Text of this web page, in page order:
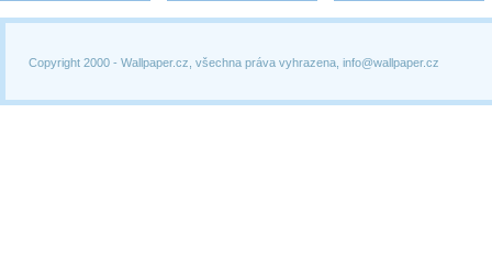
Copyright 2000 - Wallpaper.cz, všechna práva vyhrazena, info@wallpaper.cz